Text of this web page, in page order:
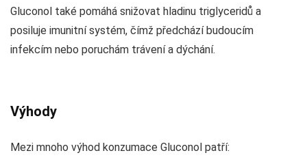
Gluconol také pomáhá snižovat hladinu triglyceridů a
posiluje imunitní systém, čímž předchází budoucím
infekcím nebo poruchám trávení a dýchání.
Výhody
Mezi mnoho výhod konzumace Gluconol patří: